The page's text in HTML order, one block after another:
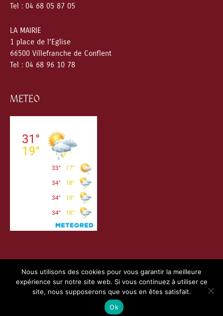
Tel : 04 68 05 87 05
LA MAIRIE
1 place de l’Eglise
66500 Villefranche de Conflent
Tel : 04 68 96 10 78
METEO
Copyright © 2026 Villefranche de Conflent
| Création
Mentions Légales
Nous utilisons des cookies pour vous garantir la meilleure
expérience sur notre site web. Si vous continuez à utiliser ce
site, nous supposerons que vous en êtes satisfait.
Ok